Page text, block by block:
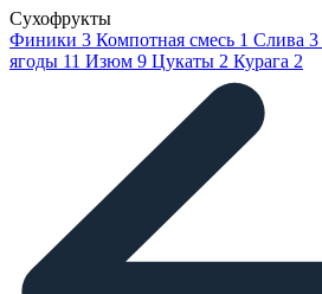
Сухофрукты
Финики 3 Компотная смесь 1 Слива 3
ягоды 11 Изюм 9 Цукаты 2 Курага 2